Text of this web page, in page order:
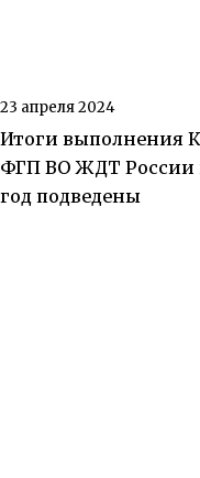
23 апреля 2024
Итоги выполнения
ФГП ВО ЖДТ России
год подведены